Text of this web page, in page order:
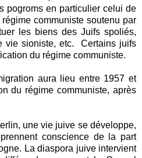
pogroms en particulier celui de
communiste soutenu par
les biens des Juifs spoliés,
vie sioniste, etc. Certains juifs
du régime communiste.
aura lieu entre 1957 et
du régime communiste, après
une vie juive se développe,
conscience de la part
La diaspora juive intervient